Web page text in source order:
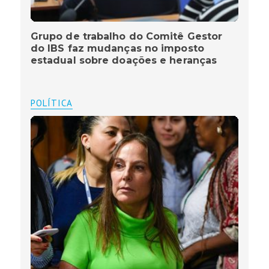
Grupo de trabalho do Comitê Gestor
do IBS faz mudanças no imposto
estadual sobre doações e heranças
POLÍTICA